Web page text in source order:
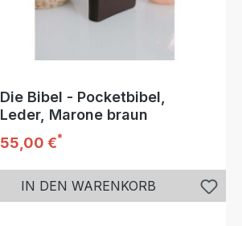
Die Bibel - Pocketbibel,
Leder, Marone braun
Regulärer Preis:
55,00 €*
IN DEN WARENKORB